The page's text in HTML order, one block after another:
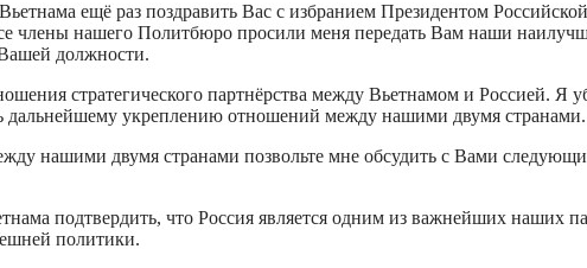
ещё раз поздравить Вас с избранием Президентом Российской
члены нашего Политбюро просили меня передать Вам наши
должности.
стратегического партнёрства между Вьетнамом и Россией. Я
дальнейшему укреплению отношений между нашими двумя странами.
нашими двумя странами позвольте мне обсудить с Вами
подтвердить, что Россия является одним из важнейших наших
политики.